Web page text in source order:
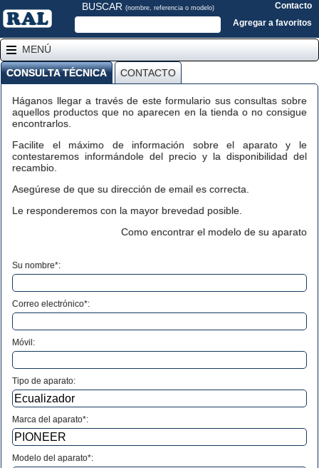
BUSCAR (nombre, referencia o modelo)
Contacto
Agregar a favoritos
MENÚ
CONSULTA TÉCNICA CONTACTO
Háganos llegar a través de este formulario sus consultas sobre
aquellos productos que no aparecen en la tienda o no consigue
encontrarlos.
Facilite el máximo de información sobre el aparato y le
contestaremos informándole del precio y la disponibilidad del
recambio.
Asegúrese de que su dirección de email es correcta.
Le responderemos con la mayor brevedad posible.
Como encontrar el modelo de su aparato
Su nombre*:
Correo electrónico*:
Móvil:
Tipo de aparato:
Marca del aparato*:
Modelo del aparato*: